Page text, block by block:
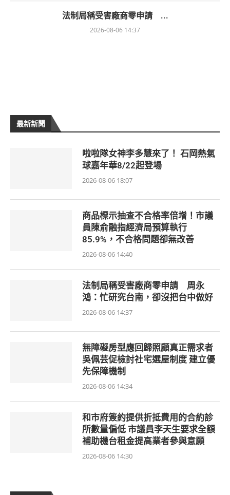
法制局稱受害廠商零申請 ...
2026-08-06 14:37
最新新聞
啦啦隊女神李多慧來了！ 石岡熱氣
球嘉年華8/22起登場
2026-08-06 18:07
商品標示抽查不合格率倍增！市議
員陳俞融指經濟局預算執行
85.9%，不合格問題卻無改善
2026-08-06 14:40
法制局稱受害廠商零申請 周永
鴻：忙研究台南，卻沒把台中做好
2026-08-06 14:37
無障礙房型應回歸照顧真正需求者
吳佩芸促檢討社宅選屋制度 建立優
先保障機制
2026-08-06 14:34
和市府簽約提供折抵費用的合約診
所數量偏低 市議員李天生要求全額
補助機台租金提高業者參與意願
2026-08-06 14:30